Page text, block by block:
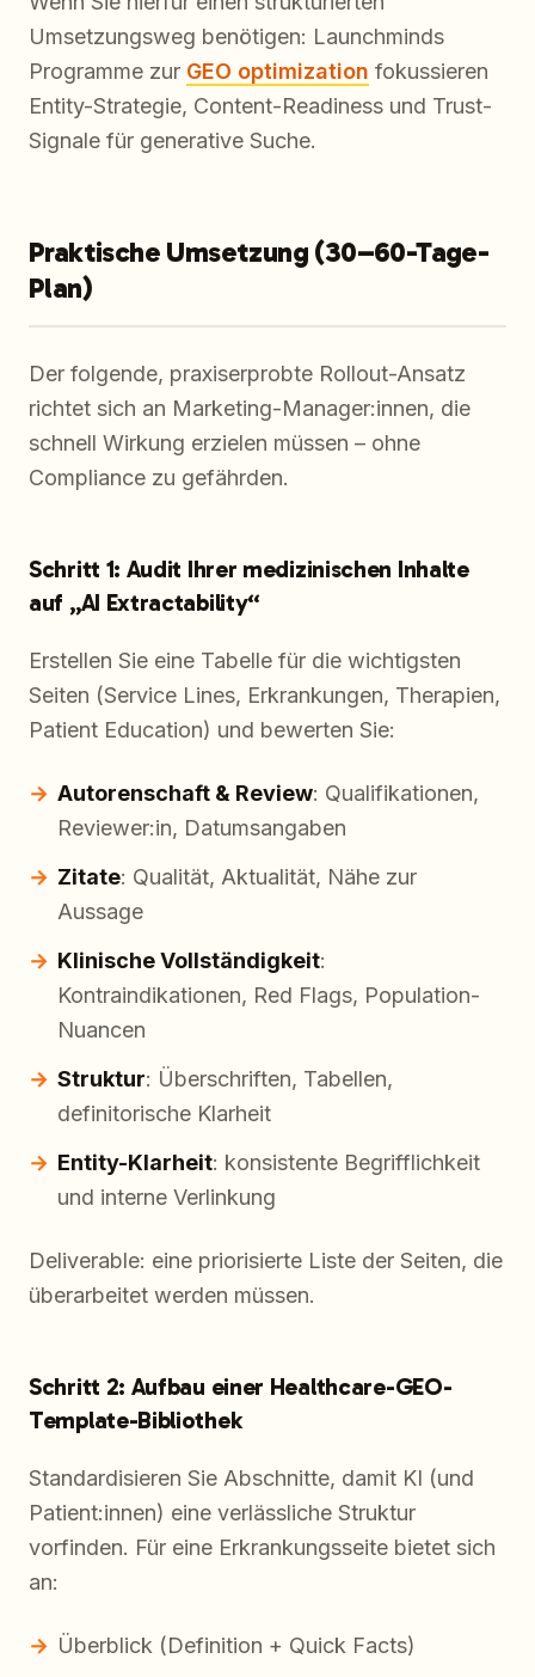
Umsetzungsweg benötigen: Launchminds
Programme zur GEO optimization fokussieren
Entity-Strategie, Content-Readiness und Trust-
Signale für generative Suche.
Praktische Umsetzung (30–60-Tage-
Plan)
Der folgende, praxiserprobte Rollout-Ansatz
richtet sich an Marketing-Manager:innen, die
schnell Wirkung erzielen müssen – ohne
Compliance zu gefährden.
Schritt 1: Audit Ihrer medizinischen Inhalte
auf „AI Extractability“
Erstellen Sie eine Tabelle für die wichtigsten
Seiten (Service Lines, Erkrankungen, Therapien,
Patient Education) und bewerten Sie:
Autorenschaft & Review: Qualifikationen,
Reviewer:in, Datumsangaben
Zitate: Qualität, Aktualität, Nähe zur
Aussage
Klinische Vollständigkeit:
Kontraindikationen, Red Flags, Population-
Nuancen
Struktur: Überschriften, Tabellen,
definitorische Klarheit
Entity-Klarheit: konsistente Begrifflichkeit
und interne Verlinkung
Deliverable: eine priorisierte Liste der Seiten, die
überarbeitet werden müssen.
Schritt 2: Aufbau einer Healthcare-GEO-
Template-Bibliothek
Standardisieren Sie Abschnitte, damit KI (und
Patient:innen) eine verlässliche Struktur
vorfinden. Für eine Erkrankungsseite bietet sich
an:
Überblick (Definition + Quick Facts)